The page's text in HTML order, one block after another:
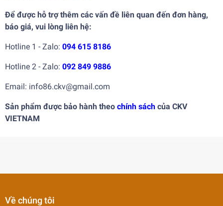
Để được hỗ trợ thêm các vấn đề liên quan đến đơn hàng,
báo giá, vui lòng liên hệ:
Hotline 1 - Zalo: 094 615 8186
Hotline 2 - Zalo: 092 849 9886
Email: info86.ckv@gmail.com
Sản phẩm được bảo hành theo chính sách của CKV
VIETNAM
Về chúng tôi